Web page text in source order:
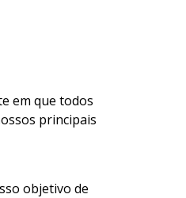
em que todos
principais
objetivo de